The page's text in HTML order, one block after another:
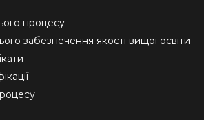
процесу
забезпечення якості вищої освіти